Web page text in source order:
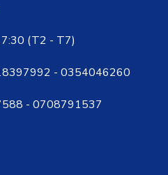
(T2 - T7)
- 0354046260
- 0708791537